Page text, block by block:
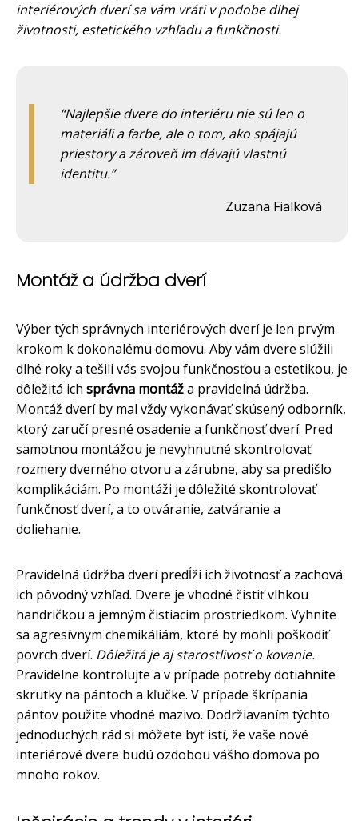
interiérových dverí sa vám vráti v podobe dlhej
životnosti, estetického vzhľadu a funkčnosti.
Najlepšie dvere do interiéru nie sú len o
materiáli a farbe, ale o tom, ako spájajú
priestory a zároveň im dávajú vlastnú
identitu.
Zuzana Fialková
Montáž a údržba dverí
Výber tých správnych interiérových dverí je len prvým
krokom k dokonalému domovu. Aby vám dvere slúžili
dlhé roky a tešili vás svojou funkčnosťou a estetikou, je
dôležitá ich správna montáža pravidelná údržba.
Montáž dverí by mal vždy vykonávať skúsený odborník,
ktorý zaručí presné osadenie a funkčnosť dverí. Pred
samotnou montážou je nevyhnutné skontrolovať
rozmery dverného otvoru a zárubne, aby sa predišlo
komplikáciám. Po montáži je dôležité skontrolovať
funkčnosť dverí, a to otváranie, zatváranie a
doliehanie.
Pravidelná údržba dverí predĺži ich životnosť a zachová
ich pôvodný vzhľad. Dvere je vhodné čistiť vlhkou
handričkou a jemným čistiacim prostriedkom. Vyhnite
sa agresívnym chemikáliám, ktoré by mohli poškodiť
povrch dverí. Dôležitá je aj starostlivosť o kovanie.
Pravidelne kontrolujte a v prípade potreby dotiahnite
skrutky na pántoch a kľučke. V prípade škrípania
pántov použite vhodné mazivo. Dodržiavaním týchto
jednoduchých rád si môžete byť istí, že vaše nové
interiérové dvere budú ozdobou vášho domova po
mnoho rokov.